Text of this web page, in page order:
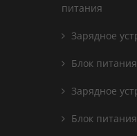
питания
Зарядное
Блок
Зарядное
Блок